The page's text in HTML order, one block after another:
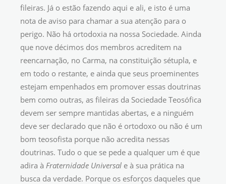
fileiras. Já o estão fazendo aqui e ali, e isto é uma
nota de aviso para chamar a sua atenção para o
perigo. Não há ortodoxia na nossa Sociedade. Ainda
que nove décimos dos membros acreditem na
reencarnação, no Carma, na constituição sétupla, e
em todo o restante, e ainda que seus proeminentes
estejam empenhados em promover essas doutrinas
bem como outras, as fileiras da Sociedade Teosófica
devem ser sempre mantidas abertas, e a ninguém
deve ser declarado que não é ortodoxo ou não é um
bom teosofista porque não acredita nessas
doutrinas. Tudo o que se pede a qualquer um é que
adira à Fraternidade Universal e à sua prática na
busca da verdade. Porque os esforços daqueles que